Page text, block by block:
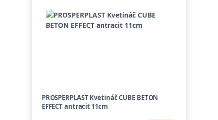
PROSPERPLAST Kvetináč CUBE BETON
EFFECT antracit 11cm